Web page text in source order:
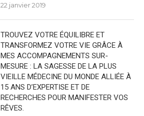
22 janvier 2019
TROUVEZ VOTRE ÉQUILIBRE ET
TRANSFORMEZ VOTRE VIE GRÂCE À
MES ACCOMPAGNEMENTS SUR-
MESURE : LA SAGESSE DE LA PLUS
VIEILLE MÉDECINE DU MONDE ALLIÉE À
15 ANS D’EXPERTISE ET DE
RECHERCHES POUR MANIFESTER VOS
RÊVES.